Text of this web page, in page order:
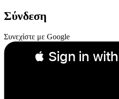
Σύνδεση
Συνεχίστε με Google
 Sign in
Συνεχίστε με Apple
ή
Email: